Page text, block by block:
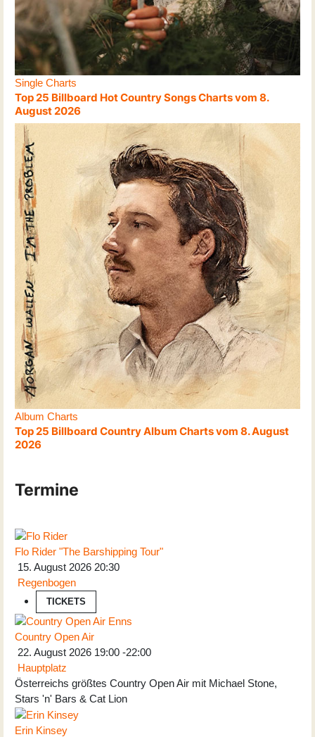
Single Charts
Top 25 Billboard Hot Country Songs Charts vom 8.
August 2026
Album Charts
Top 25 Billboard Country Album Charts vom 8. August
2026
Termine
Flo Rider "The Barshipping Tour"
15. August 2026 20:30
Regenbogen
TICKETS
Country Open Air
22. August 2026 19:00 -22:00
Hauptplatz
Österreichs größtes Country Open Air mit Michael Stone,
Stars 'n' Bars & Cat Lion
Erin Kinsey